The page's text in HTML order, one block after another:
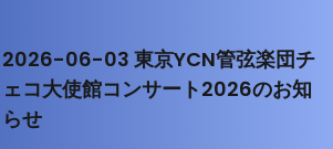
2026-06-03 東京YCN管弦楽団チ
ェコ大使館コンサート2026のお知
らせ